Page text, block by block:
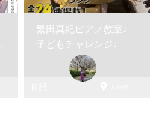
繁田真紀ピアノ教室♩
子どもチャレンジ♩